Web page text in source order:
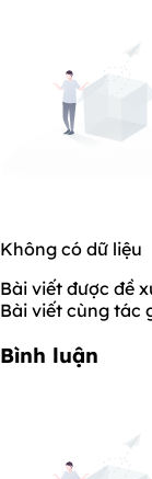
Không có dữ liệu
Bài viết được đề
Bài viết cùng tác
Bình luận